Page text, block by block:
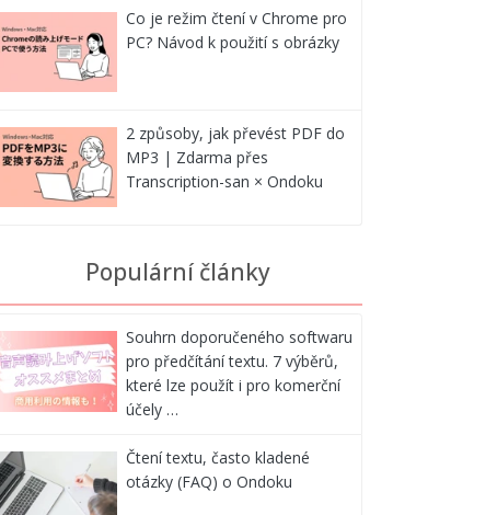
Co je režim čtení v Chrome pro
PC? Návod k použití s obrázky
2 způsoby, jak převést PDF do
MP3 | Zdarma přes
Transcription-san × Ondoku
Populární články
Souhrn doporučeného softwaru
pro předčítání textu. 7 výběrů,
které lze použít i pro komerční
účely …
Čtení textu, často kladené
otázky (FAQ) o Ondoku